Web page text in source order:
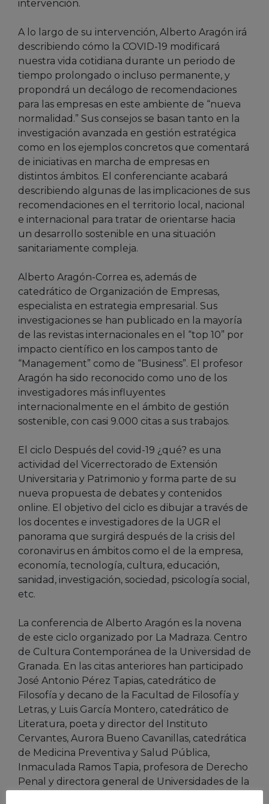
intervención.
A lo largo de su intervención, Alberto Aragón irá
describiendo cómo la COVID-19 modificará
nuestra vida cotidiana durante un periodo de
tiempo prolongado o incluso permanente, y
propondrá un decálogo de recomendaciones
para las empresas en este ambiente de “nueva
normalidad.” Sus consejos se basan tanto en la
investigación avanzada en gestión estratégica
como en los ejemplos concretos que comentará
de iniciativas en marcha de empresas en
distintos ámbitos. El conferenciante acabará
describiendo algunas de las implicaciones de sus
recomendaciones en el territorio local, nacional
e internacional para tratar de orientarse hacia
un desarrollo sostenible en una situación
sanitariamente compleja.
Alberto Aragón-Correa es, además de
catedrático de Organización de Empresas,
especialista en estrategia empresarial. Sus
investigaciones se han publicado en la mayoría
de las revistas internacionales en el “top 10” por
impacto científico en los campos tanto de
“Management” como de “Business”. El profesor
Aragón ha sido reconocido como uno de los
investigadores más influyentes
internacionalmente en el ámbito de gestión
sostenible, con casi 9.000 citas a sus trabajos.
El ciclo Después del covid-19 ¿qué? es una
actividad del Vicerrectorado de Extensión
Universitaria y Patrimonio y forma parte de su
nueva propuesta de debates y contenidos
online. El objetivo del ciclo es dibujar a través de
los docentes e investigadores de la UGR el
panorama que surgirá después de la crisis del
coronavirus en ámbitos como el de la empresa,
economía, tecnología, cultura, educación,
sanidad, investigación, sociedad, psicología social,
etc.
La conferencia de Alberto Aragón es la novena
de este ciclo organizado por La Madraza. Centro
de Cultura Contemporánea de la Universidad de
Granada. En las citas anteriores han participado
José Antonio Pérez Tapias, catedrático de
Filosofía y decano de la Facultad de Filosofía y
Letras, y Luis García Montero, catedrático de
Literatura, poeta y director del Instituto
Cervantes, Aurora Bueno Cavanillas, catedrática
de Medicina Preventiva y Salud Pública,
Inmaculada Ramos Tapia, profesora de Derecho
Penal y directora general de Universidades de la